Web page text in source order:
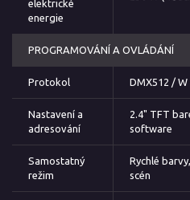
elektrické
energie
PROGRAMOVÁNÍ A OVLÁDÁNÍ
Protokol DMX512 /
Nastavení a
adresování
2.4" TFT
software
Samostatný
režim
Rychlé
scén